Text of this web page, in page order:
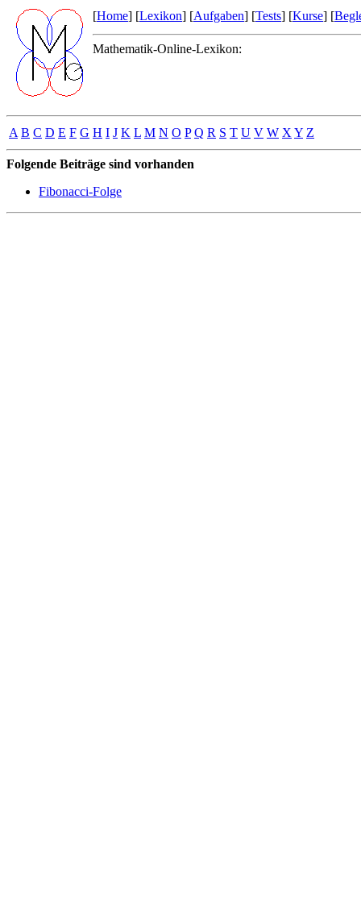
[Home] [Lexikon] [Aufgaben] [Tests] [Kurse] [
Mathematik-Online-Lexikon:
A B C D E F G H I J K L M N O P Q R S T U V W X Y Z
Folgende Beiträge sind vorhanden
Fibonacci-Folge